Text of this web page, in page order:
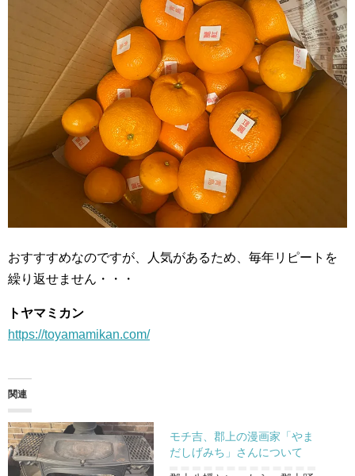
おすすすめなのですが、人気があるため、毎年リピートを
繰り返せません・・・
トヤマミカン
https://toyamamikan.com/
関連
モチ吉、郡上の漫画家「やま
だしげみち」さんについて